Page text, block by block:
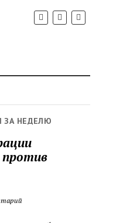
ЗА НЕДЕЛЮ
против